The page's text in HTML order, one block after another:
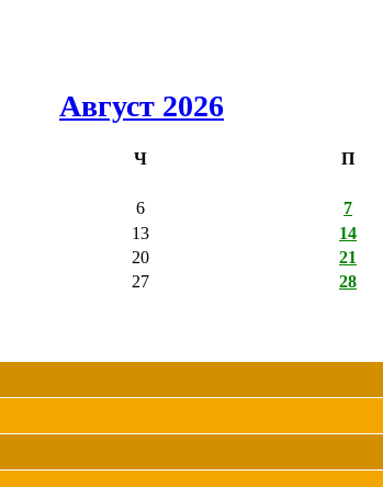
Август 2026
Ч П
6 7
13 14
20 21
27 28